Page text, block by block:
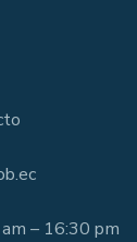
– 16:30 pm